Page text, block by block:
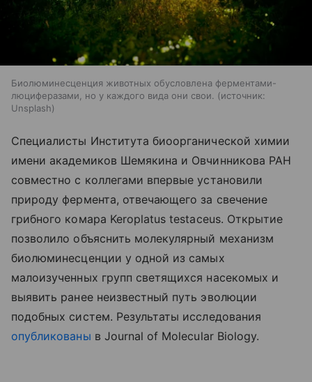
Биолюминесценция животных обусловлена ферментами-
люциферазами, но у каждого вида они свои.
источник:
Unsplash
Специалисты Института биоорганической химии
имени академиков Шемякина и Овчинникова РАН
совместно с коллегами впервые установили
природу фермента, отвечающего за свечение
грибного комара Keroplatus testaceus. Открытие
позволило объяснить молекулярный механизм
биолюминесценции у одной из самых
малоизученных групп светящихся насекомых и
выявить ранее неизвестный путь эволюции
подобных систем. Результаты исследования
опубликованы в Journal of Molecular Biology.